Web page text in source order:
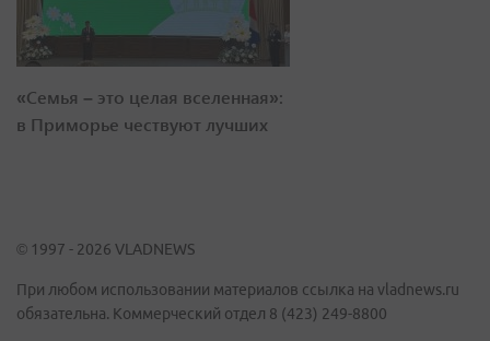
«Семья – это целая вселенная»:
в Приморье чествуют лучших
© 1997 - 2026 VLADNEWS
При любом использовании материалов ссылка на vladnews.ru
обязательна. Коммерческий отдел 8 (423) 249-8800